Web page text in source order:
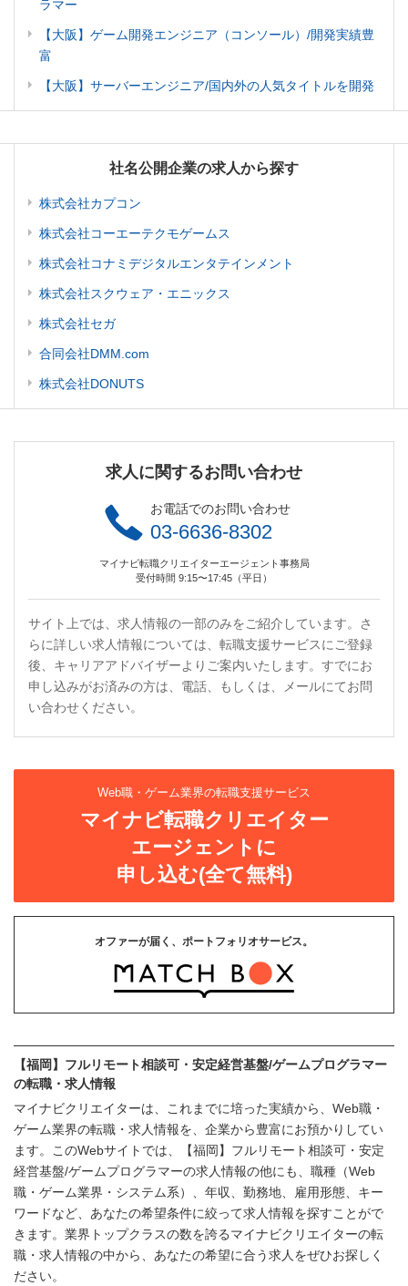
ラマー
【大阪】ゲーム開発エンジニア（コンソール）/開発実績豊
富
【大阪】サーバーエンジニア/国内外の人気タイトルを開発
社名公開企業の求人から探す
株式会社カプコン
株式会社コーエーテクモゲームス
株式会社コナミデジタルエンタテインメント
株式会社スクウェア・エニックス
株式会社セガ
合同会社DMM.com
株式会社DONUTS
求人に関するお問い合わせ
お電話でのお問い合わせ
03-6636-8302
マイナビ転職クリエイターエージェント事務局
受付時間 9:15〜17:45（平日）
サイト上では、求人情報の一部のみをご紹介しています。さ
らに詳しい求人情報については、転職支援サービスにご登録
後、キャリアアドバイザーよりご案内いたします。すでにお
申し込みがお済みの方は、電話、もしくは、メールにてお問
い合わせください。
Web職・ゲーム業界の転職支援サービス
マイナビ転職クリエイター
エージェントに
申し込む(全て無料)
オファーが届く、ポートフォリオサービス。
【福岡】フルリモート相談可・安定経営基盤/ゲームプログラマー
の転職・求人情報
マイナビクリエイターは、これまでに培った実績から、Web職・
ゲーム業界の転職・求人情報を、企業から豊富にお預かりしてい
ます。このWebサイトでは、【福岡】フルリモート相談可・安定
経営基盤/ゲームプログラマーの求人情報の他にも、職種（Web
職・ゲーム業界・システム系）、年収、勤務地、雇用形態、キー
ワードなど、あなたの希望条件に絞って求人情報を探すことがで
きます。業界トップクラスの数を誇るマイナビクリエイターの転
職・求人情報の中から、あなたの希望に合う求人をぜひお探しく
ださい。